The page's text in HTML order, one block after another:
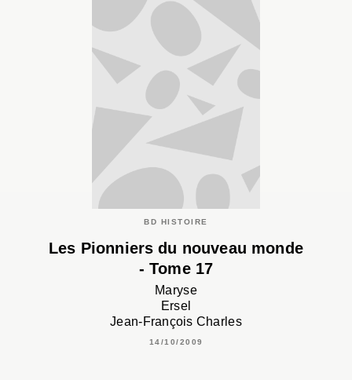
BD HISTOIRE
Les Pionniers du nouveau monde
- Tome 17
Maryse
Ersel
Jean-François Charles
14/10/2009